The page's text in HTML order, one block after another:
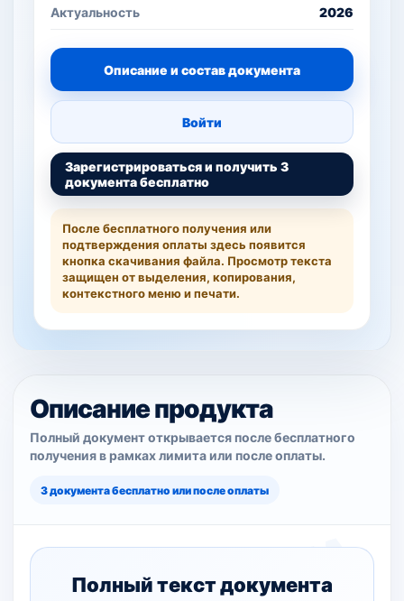
Актуальность 2026
Описание и состав документа
Войти
Зарегистрироваться и получить 3
документа бесплатно
После бесплатного получения или
подтверждения оплаты здесь появится
кнопка скачивания файла. Просмотр текста
защищен от выделения, копирования,
контекстного меню и печати.
Описание продукта
Полный документ открывается после бесплатного
получения в рамках лимита или после оплаты.
3 документа бесплатно или после оплаты
Полный текст документа